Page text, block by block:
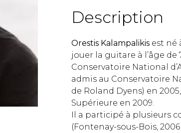
Piano
Trombone
Trumpet
Tuba
Ukulele
Violin
Voice
Description
Orestis Kalampalikis est né
jouer la guitare à l’âge de
Conservatoire National
admis au Conservatoire
de Roland Dyens) en
Supérieure en 2009.
Il a participé à plusieurs
(Fontenay-sous-Bois, 2006